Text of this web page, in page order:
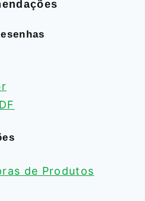
de Produtos